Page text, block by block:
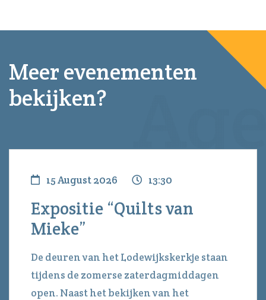
Meer evenementen
bekijken?
15 August 2026 13:30
Expositie “Quilts van
Mieke”
De deuren van het Lodewijkskerkje staan
tijdens de zomerse zaterdagmiddagen
open. Naast het bekijken van het